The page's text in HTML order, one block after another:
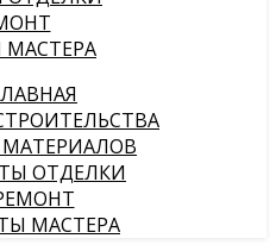
МАСТЕРА
ОТДЕЛКИ
МАСТЕРА